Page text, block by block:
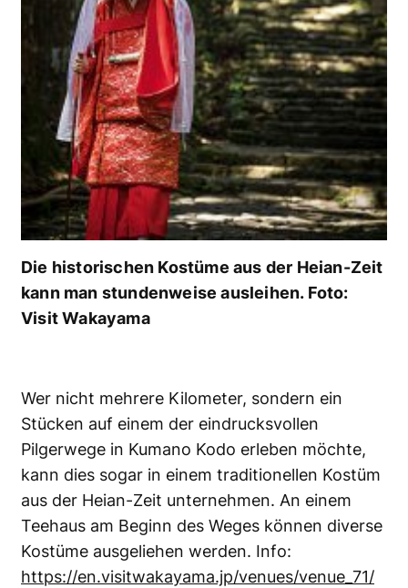
Die historischen Kostüme aus der Heian-Zeit
kann man stundenweise ausleihen. Foto:
Visit Wakayama
Wer nicht mehrere Kilometer, sondern ein
Stücken auf einem der eindrucksvollen
Pilgerwege in Kumano Kodo erleben möchte,
kann dies sogar in einem traditionellen Kostüm
aus der Heian-Zeit unternehmen. An einem
Teehaus am Beginn des Weges können diverse
Kostüme ausgeliehen werden. Info:
https://en.visitwakayama.jp/venues/venue_71/